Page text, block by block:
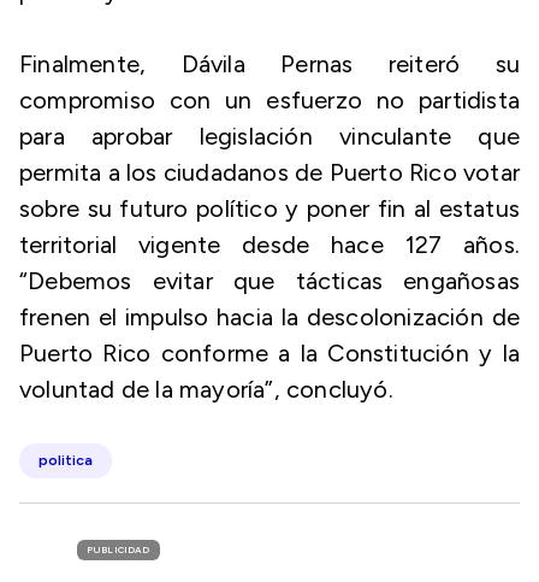
Finalmente, Dávila Pernas reiteró su
compromiso con un esfuerzo no partidista
para aprobar legislación vinculante que
permita a los ciudadanos de Puerto Rico votar
sobre su futuro político y poner fin al estatus
territorial vigente desde hace 127 años.
“Debemos evitar que tácticas engañosas
frenen el impulso hacia la descolonización de
Puerto Rico conforme a la Constitución y la
voluntad de la mayoría”, concluyó.
politica
PUBLICIDAD